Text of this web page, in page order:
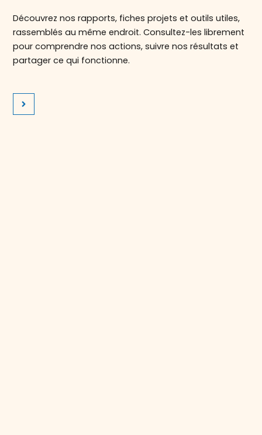
Découvrez nos rapports, fiches projets et outils utiles,
rassemblés au même endroit. Consultez-les librement
pour comprendre nos actions, suivre nos résultats et
partager ce qui fonctionne.